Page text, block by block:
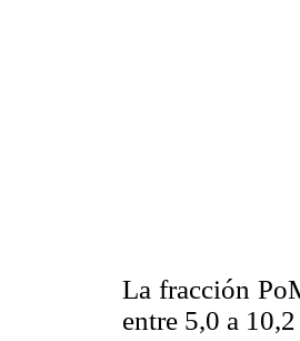
La fracción
entre 5,0 a